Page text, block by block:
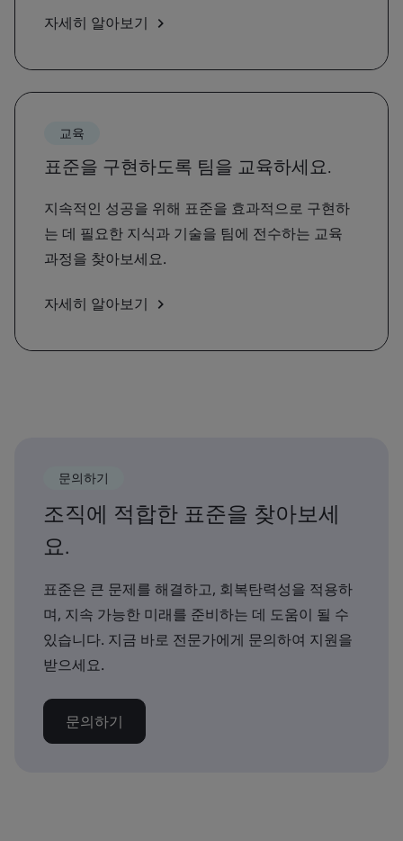
자세히 알아보기
교육
표준을 구현하도록 팀을 교육하세요.
지속적인 성공을 위해 표준을 효과적으로 구현하
는 데 필요한 지식과 기술을 팀에 전수하는 교육
과정을 찾아보세요.
자세히 알아보기
문의하기
조직에 적합한 표준을 찾아보세
요.
표준은 큰 문제를 해결하고, 회복탄력성을 적용하
며, 지속 가능한 미래를 준비하는 데 도움이 될 수
있습니다. 지금 바로 전문가에게 문의하여 지원을
받으세요.
문의하기